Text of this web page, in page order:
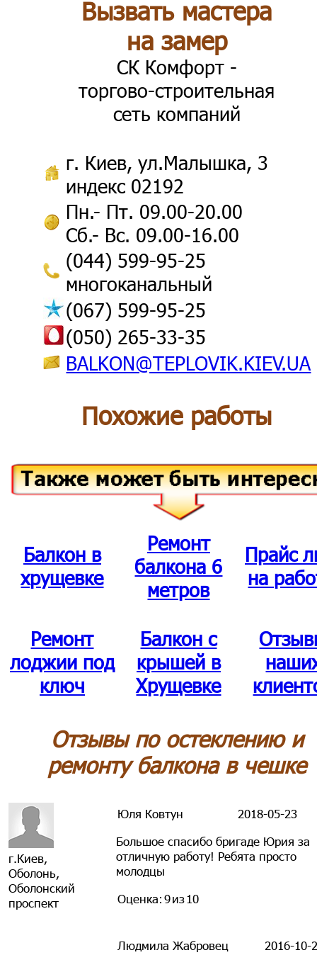
Вызвать мастера
на замер
СК Комфорт -
торгово-строительная
сеть компаний
г. Киев, ул.Малышка, 3
индекс 02192
Пн.- Пт. 09.00-20.00
Сб.- Вс. 09.00-16.00
(044) 599-95-25
многоканальный
(067) 599-95-25
(050) 265-33-35
BALKON@TEPLOVIK.KIEV.UA
Похожие работы
Балкон в
хрущевке
Ремонт
балкона 6
метров
Прайс
на
Ремонт
лоджии под
ключ
Балкон с
крышей в
Хрущевке
Отзывы по остеклению и
ремонту балкона в чешке
г.Киев,
Оболонь,
Оболонский
проспект
Юля Ковтун
2018-05-23
Большое спасибо бригаде Юрия за
отличную работу! Ребята просто
молодцы
Оценка:9из10
Людмила Жабровец
2016-10-